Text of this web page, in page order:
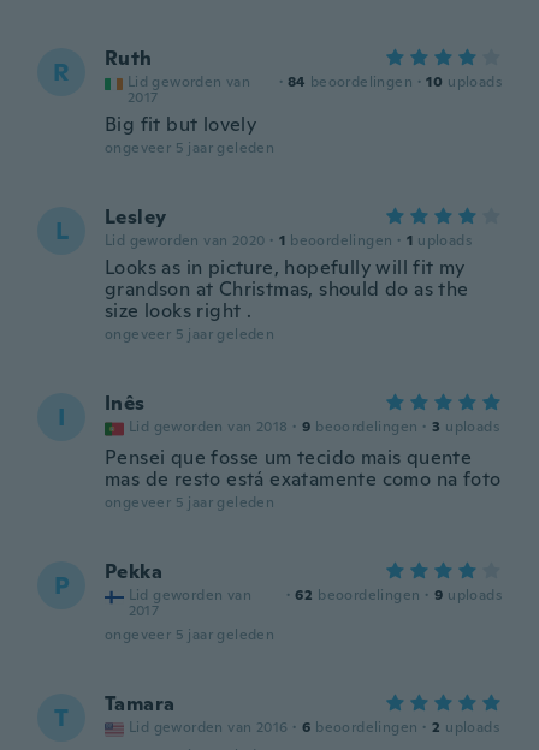
R Ruth
Lid geworden van
2017
· 84 beoordelingen · 10 uploads
Big fit but lovely
ongeveer 5 jaar geleden
L Lesley
Lid geworden van 2020 · 1 beoordelingen · 1 uploads
Looks as in picture, hopefully will fit my
grandson at Christmas, should do as the
size looks right .
ongeveer 5 jaar geleden
I Inês
Lid geworden van 2018 · 9 beoordelingen · 3 uploads
Pensei que fosse um tecido mais quente
mas de resto está exatamente como na foto
ongeveer 5 jaar geleden
P Pekka
Lid geworden van
2017
· 62 beoordelingen · 9 uploads
ongeveer 5 jaar geleden
T Tamara
Lid geworden van 2016 · 6 beoordelingen · 2 uploads